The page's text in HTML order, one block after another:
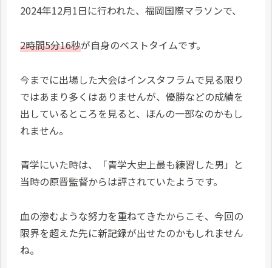
2024年12月1日に行われた、福岡国際マラソンで、
2時間5分16秒が自身のベストタイムです。
今までに出場した大会はインスタフラムで見る限り
ではあまり多くはありませんが、優勝などの成績を
出しているところを見ると、ほんの一部なのかもし
れません。
青学にいた時は、「青学大史上最も練習した男」と
当時の原晋監督からは評されていたようです。
血の滲むような努力を重ねてきたからこそ、今回の
限界を超えた先に新記録が出せたのかもしれません
ね。